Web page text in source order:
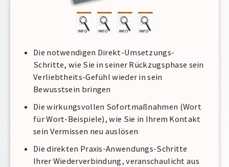
Die notwendigen Direkt-Umsetzungs-
Schritte, wie Sie in seiner Rückzugsphase sein
Verliebtheits-Gefühl wieder in sein
Bewusstsein bringen
Die wirkungsvollen Sofortmaßnahmen (Wort
für Wort-Beispiele), wie Sie in Ihrem Kontakt
sein Vermissen neu auslösen
Die direkten Praxis-Anwendungs-Schritte
Ihrer Wiederverbindung, veranschaulicht aus